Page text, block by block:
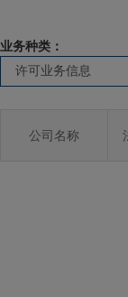
业务种类：
公司名称